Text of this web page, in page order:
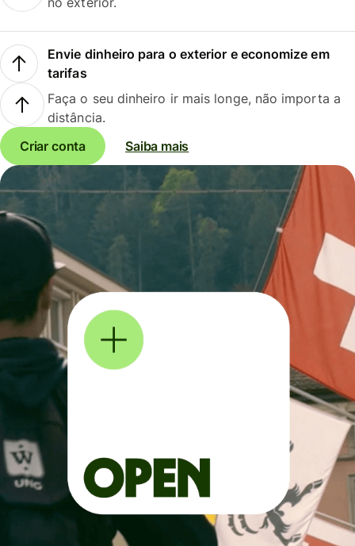
Envie dinheiro para o exterior e economize em
tarifas
Faça o seu dinheiro ir mais longe, não importa a
distância.
Criar conta
Saiba mais